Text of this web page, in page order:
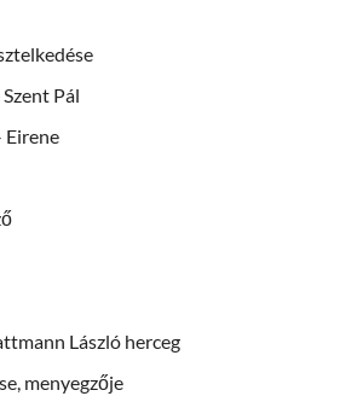
Pál
Eirene
László herceg
menyegzője